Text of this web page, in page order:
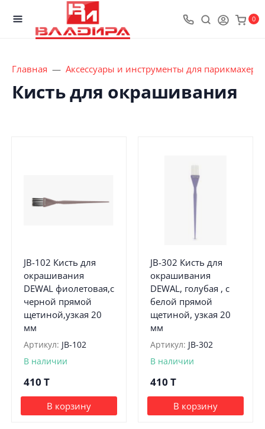
0
Главная Аксессуары и инструменты для
Кисть для окрашивания
JB-102 Кисть для
окрашивания
DEWAL фиолетовая,с
черной прямой
щетиной,узкая 20
мм
Артикул: JB-102
В наличии
410 T
В корзину
JB-302 Кисть для
окрашивания
DEWAL, голубая , с
белой прямой
щетиной, узкая 20
мм
Артикул: JB-302
В наличии
410 T
В корзину